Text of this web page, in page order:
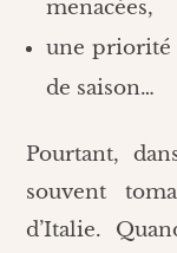
menacées,
une priorité
de saison…
Pourtant,
souvent
d’Italie.